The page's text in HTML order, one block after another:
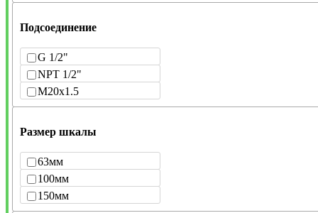
Подсоединение
G 1/2"
NPT 1/2"
M20x1.5
Размер шкалы
63мм
100мм
150мм